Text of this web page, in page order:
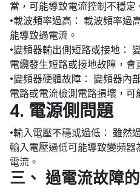
當，可能導致電流控制不穩定
•載波頻率過高： 載波頻率過
能導致過電流。
•變頻器輸出側短路或接地：
電纜發生短路或接地故障，會
•變頻器硬體故障： 變頻器內
電路或電流檢測電路損壞，可
4. 電源側問題
•輸入電壓不穩或過低： 雖然
輸入電壓過低可能導致變頻
電流。
三、 過電流故障